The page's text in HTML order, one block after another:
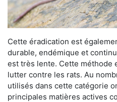
Cette éradication est
durable, endémique et
est très lente. Cette méthode
lutter contre les rats. Au
utilisés dans cette catégorie
principales matières actives